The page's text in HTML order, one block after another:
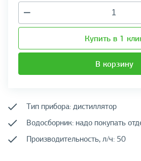
Купить в 1
В корзину
Тип прибора: дистиллятор
Водосборник: надо покупать
Производительность, л/ч: 50